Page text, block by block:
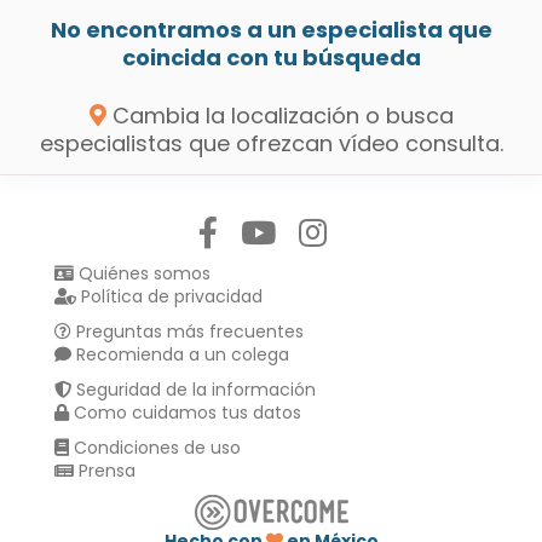
No encontramos a un especialista que
coincida con tu búsqueda
Cambia la localización o busca
especialistas que ofrezcan vídeo consulta.
Quiénes somos
Política de privacidad
Preguntas más frecuentes
Recomienda a un colega
Seguridad de la información
Como cuidamos tus datos
Condiciones de uso
Prensa